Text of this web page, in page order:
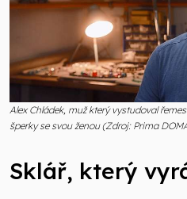
Alex Chládek, muž který vystudoval
šperky se svou ženou (Zdroj: Prima
Sklář, který